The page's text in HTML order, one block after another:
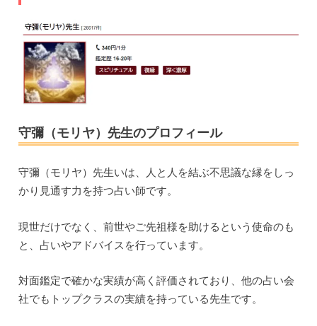
守彌（モリヤ）先生のプロフィール
守彌（モリヤ）先生いは、人と人を結ぶ不思議な縁をしっ
かり見通す力を持つ占い師です。
現世だけでなく、前世やご先祖様を助けるという使命のも
と、占いやアドバイスを行っています。
対面鑑定で確かな実績が高く評価されており、他の占い会
社でもトップクラスの実績を持っている先生です。